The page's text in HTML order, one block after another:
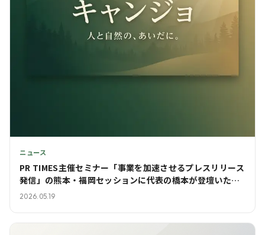
ニュース
PR TIMES主催セミナー「事業を加速させるプレスリリース
発信」の熊本・福岡セッションに代表の橋本が登壇いたし
ました
2026.05.19